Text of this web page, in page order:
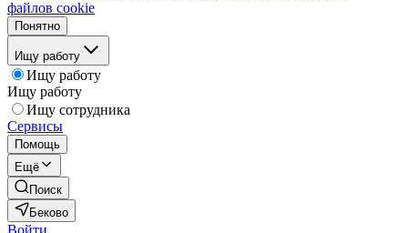
файлов cookie
Понятно
Ищу работу
Ищу работу
Ищу работу
Ищу сотрудника
Сервисы
Помощь
Ещё
Поиск
Беково
Войти